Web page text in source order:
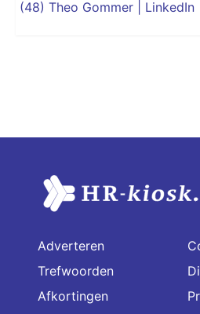
(48) Theo Gommer | LinkedIn
Adverteren
Trefwoorden
Afkortingen